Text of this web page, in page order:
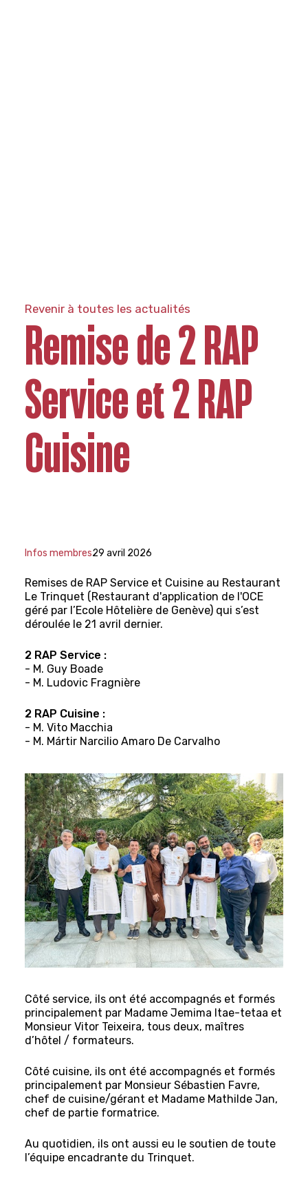
Revenir à toutes les actualités
Remise de 2 RAP
Service et 2 RAP
Cuisine
Infos membres29 avril 2026
Remises de RAP Service et Cuisine au Restaurant
Le Trinquet (Restaurant d'application de l'OCE
géré par l’Ecole Hôtelière de Genève) qui s’est
déroulée le 21 avril dernier.
2 RAP Service :
- M. Guy Boade
- M. Ludovic Fragnière
2 RAP Cuisine :
- M. Vito Macchia
- M. Mártir Narcilio Amaro De Carvalho
Côté service, ils ont été accompagnés et formés
principalement par Madame Jemima Itae-tetaa et
Monsieur Vitor Teixeira, tous deux, maîtres
d’hôtel / formateurs.
Côté cuisine, ils ont été accompagnés et formés
principalement par Monsieur Sébastien Favre,
chef de cuisine/gérant et Madame Mathilde Jan,
chef de partie formatrice.
Au quotidien, ils ont aussi eu le soutien de toute
l’équipe encadrante du Trinquet.